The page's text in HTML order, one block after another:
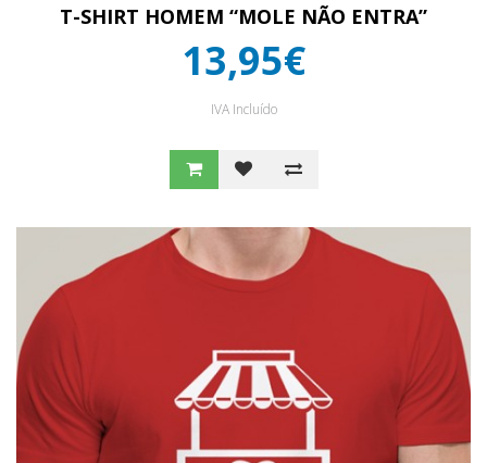
T-SHIRT HOMEM “MOLE NÃO ENTRA”
13,95€
IVA Incluído